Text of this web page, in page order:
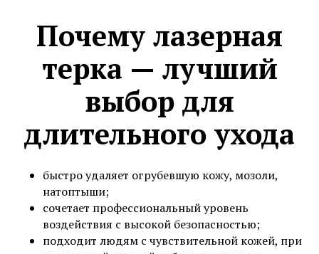
Почему лазерная
терка — лучший
выбор для
длительного ухода
быстро удаляет огрубевшую кожу, мозоли,
натоптыши;
сочетает профессиональный уровень
воздействия с высокой безопасностью;
подходит людям с чувствительной кожей, при